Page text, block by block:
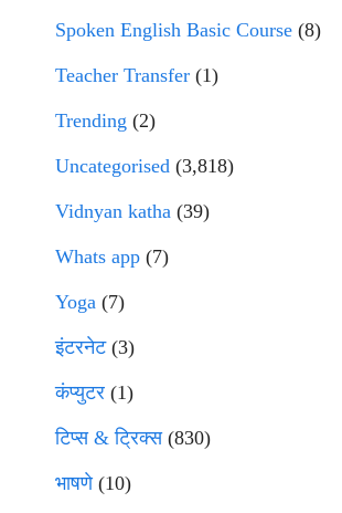
Spoken English Basic Course (8)
Teacher Transfer (1)
Trending (2)
Uncategorised (3,818)
Vidnyan katha (39)
Whats app (7)
Yoga (7)
इंटरनेट(3)
कंप्युटर (1)
टिप्स & ट्रिक्स(830)
भाषणे(10)